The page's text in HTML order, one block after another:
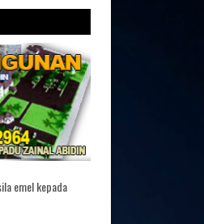
emel kepada